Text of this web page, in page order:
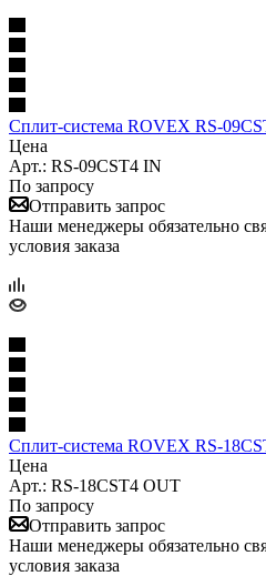
Сплит-система ROVEX RS-
Цена
Арт.: RS-09CST4 IN
По запросу
Отправить запрос
Наши менеджеры обязательно
условия заказа
Сплит-система ROVEX RS-
Цена
Арт.: RS-18CST4 OUT
По запросу
Отправить запрос
Наши менеджеры обязательно
условия заказа